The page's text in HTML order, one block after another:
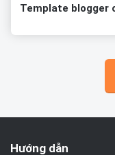
Template blogger
Hướng dẫn